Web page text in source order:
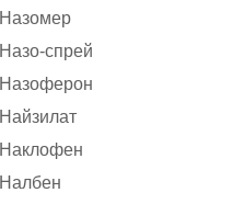
Назомер
Назо-спрей
Назоферон
Найзилат
Наклофен
Налбен